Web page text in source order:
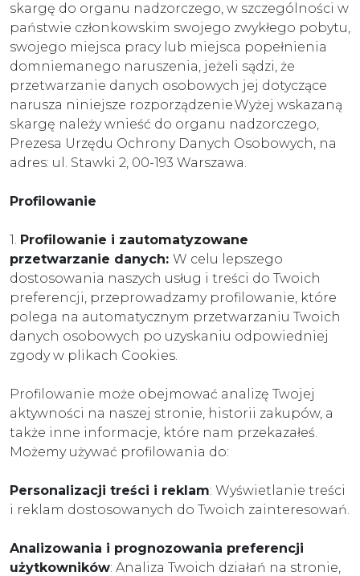
skargę do organu nadzorczego, w szczególności w
państwie członkowskim swojego zwykłego pobytu,
swojego miejsca pracy lub miejsca popełnienia
domniemanego naruszenia, jeżeli sądzi, że
przetwarzanie danych osobowych jej dotyczące
narusza niniejsze rozporządzenie.Wyżej wskazaną
skargę należy wnieść do organu nadzorczego,
Prezesa Urzędu Ochrony Danych Osobowych, na
adres: ul. Stawki 2, 00-193 Warszawa.
Profilowanie
1. Profilowanie i zautomatyzowane
przetwarzanie danych: W celu lepszego
dostosowania naszych usług i treści do Twoich
preferencji, przeprowadzamy profilowanie, które
polega na automatycznym przetwarzaniu Twoich
danych osobowych po uzyskaniu odpowiedniej
zgody w plikach Cookies.
Profilowanie może obejmować analizę Twojej
aktywności na naszej stronie, historii zakupów, a
także inne informacje, które nam przekazałeś.
Możemy używać profilowania do:
Personalizacji treści i reklam: Wyświetlanie treści
i reklam dostosowanych do Twoich zainteresowań.
Analizowania i prognozowania preferencji
użytkowników: Analiza Twoich działań na stronie,